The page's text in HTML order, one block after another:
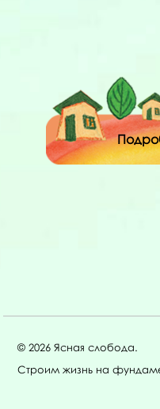
© 2026 Ясная слобода.
Строим жизнь на